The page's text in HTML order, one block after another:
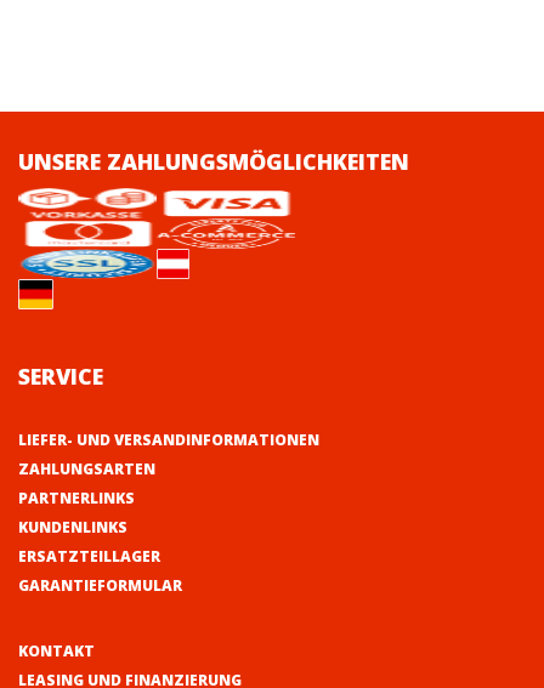
UNSERE ZAHLUNGSMÖGLICHKEITEN
SERVICE
LIEFER- UND VERSANDINFORMATIONEN
ZAHLUNGSARTEN
PARTNERLINKS
KUNDENLINKS
ERSATZTEILLAGER
GARANTIEFORMULAR
KONTAKT
LEASING UND FINANZIERUNG